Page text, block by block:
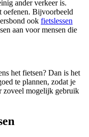
ander verkeer is.
oefenen. Bijvoorbeeld
ook fietslessen
aan voor mensen die
het fietsen? Dan is het
te plannen, zodat je
zoveel mogelijk gebruik